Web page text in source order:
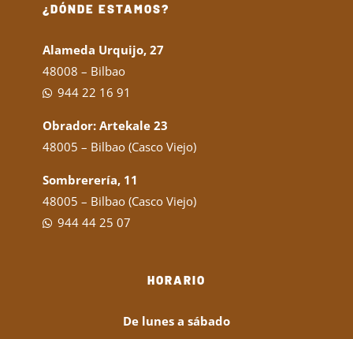
¿DÓNDE ESTAMOS?
Alameda Urquijo, 27
48008 – Bilbao
944 22 16 91
Obrador: Artekale 23
48005 – Bilbao (Casco Viejo)
Sombrerería, 11
48005 – Bilbao (Casco Viejo)
944 44 25 07
HORARIO
De lunes a sábado